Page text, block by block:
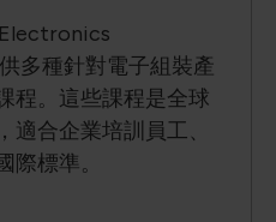
多種針對電子組裝產
程。這些課程是全球
適合企業培訓員工、
際標準。